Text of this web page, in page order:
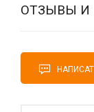
ОТЗЫВЫ И